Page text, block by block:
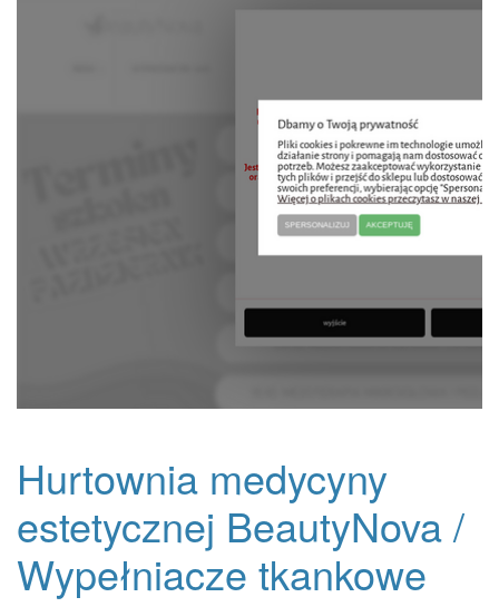
Hurtownia medycyny
estetycznej BeautyNova /
Wypełniacze tkankowe